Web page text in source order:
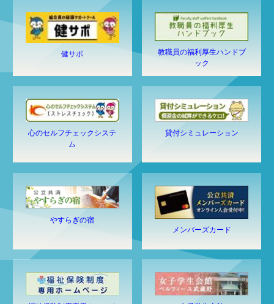
健サポ
教職員の福利厚生ハンドブ
ック
心のセルフチェックシステ
ム
貸付シミュレーション
やすらぎの宿
メンバーズカード